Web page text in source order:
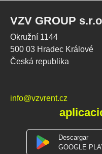
VZV GROUP
Okružní 1144
500 03 Hradec Králové
Česká republika
info@vzvrent.cz
Descargar
GOOGLE